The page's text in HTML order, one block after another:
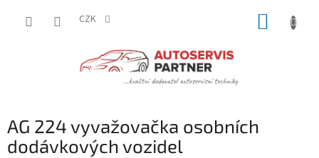
CZK
AG 224 vyvažovačka osobních
dodávkových vozidel